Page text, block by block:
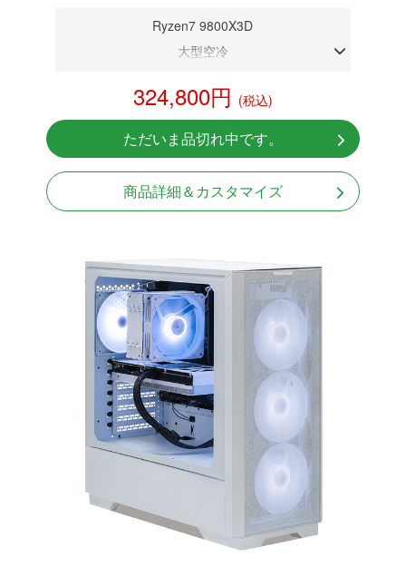
Ryzen7 9800X3D
大型空冷
RTX 5070 12GB
NVMeSSD 1TB
Windows11 Home 64bit
324,800円 (税込)
ただいま品切れ中です。
商品詳細＆カスタマイズ